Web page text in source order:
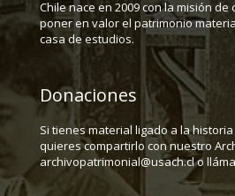
Chile nace en 2009 con la misión
poner en valor el patrimonio
casa de estudios.
Donaciones
Si tienes material ligado a la
quieres compartirlo con nuestro
archivopatrimonial@usach.cl o